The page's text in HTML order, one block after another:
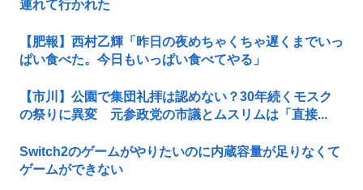
連れて行かれた
【肥報】西村乙輝「昨日の夜めちゃくちゃ遅くまでいっ
ぱい食べた。今日もいっぱい食べてやる」
【市川】公園で集団礼拝は認めない？30年続くモスク
の祭りに異変 元参政党の市議とムスリムは「直接...
Switch2のゲームがやりたいのに内蔵容量が足りなくて
ゲームができない